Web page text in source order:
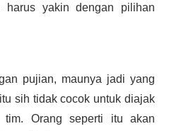
yakin dengan pilihan
pujian, maunya jadi yang
sih tidak cocok untuk diajak
tim. Orang seperti itu akan